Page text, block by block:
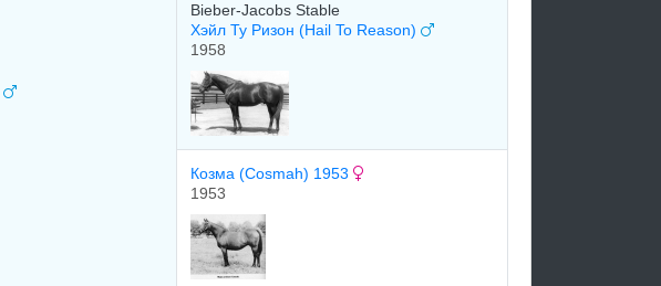
Bieber-Jacobs Stable
Хэйл Ту Ризон (Hail To Reason)
1958
Кoзмa (Cosmah) 1953
1953